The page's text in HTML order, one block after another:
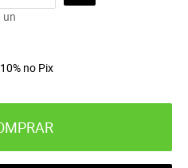
un
10% no Pix